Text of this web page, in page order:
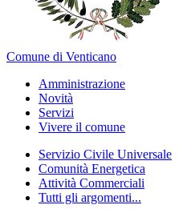
Comune di Venticano
Amministrazione
Novità
Servizi
Vivere il comune
Servizio Civile Universale
Comunità Energetica
Attività Commerciali
Tutti gli argomenti...